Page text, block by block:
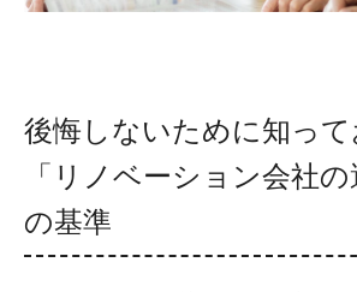
後悔しないために知っ
「リノベーション会社
の基準